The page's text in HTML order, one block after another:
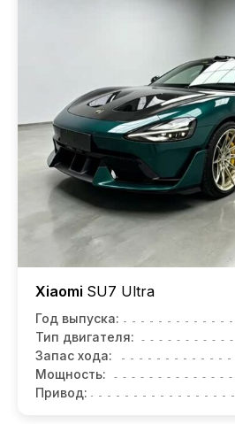
Xiaomi SU7 Ultra
Год выпуска:
Тип двигателя:
Запас хода:
Мощность:
Привод: